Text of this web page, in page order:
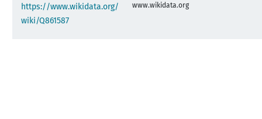
https://www.wikidata.org/
wiki/Q861587
www.wikidata.org